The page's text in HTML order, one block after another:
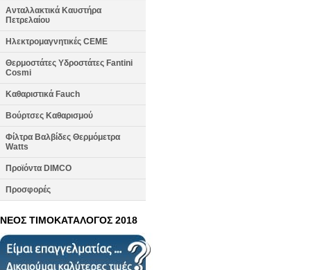
Ανταλλακτικά Καυστήρα
Πετρελαίου
Ηλεκτρομαγνητικές CEME
Θερμοστάτες Υδροστάτες Fantini
Cosmi
Καθαριστικά Fauch
Βούρτσες Καθαρισμού
Φίλτρα Βαλβίδες Θερμόμετρα
Watts
Προϊόντα DIMCO
Προσφορές
ΝΕΟΣ ΤΙΜΟΚΑΤΑΛΟΓΟΣ 2018